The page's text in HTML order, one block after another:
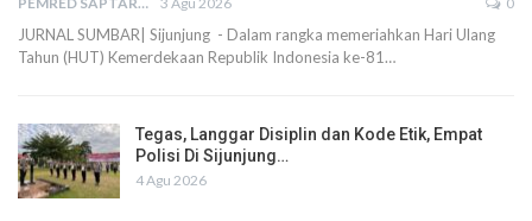
JURNAL SUMBAR| Sijunjung - Dalam rangka memeriahkan Hari Ulang
Tahun (HUT) Kemerdekaan Republik Indonesia ke-81…
Tegas, Langgar Disiplin dan Kode Etik, Empat
Polisi Di Sijunjung…
4 Agu 2026